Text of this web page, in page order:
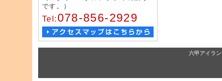
です。）
Tel: 078-856-2929
六甲アイラ